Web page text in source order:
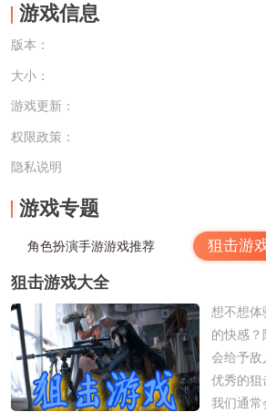
游戏信息
版本：
大小：
游戏更新：
权限政策：
隐私说明
游戏专题
角色扮演手游游戏推荐 狙击游
狙击游戏大全
想不想体
的快感
会给予敌
优秀的狙
我们通常